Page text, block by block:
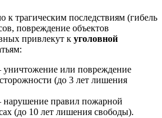
к трагическим последствиям (гибель
повреждение объектов
привлекут к уголовной
или повреждение
(до 3 лет лишения
правил пожарной
(до 10 лет лишения свободы).